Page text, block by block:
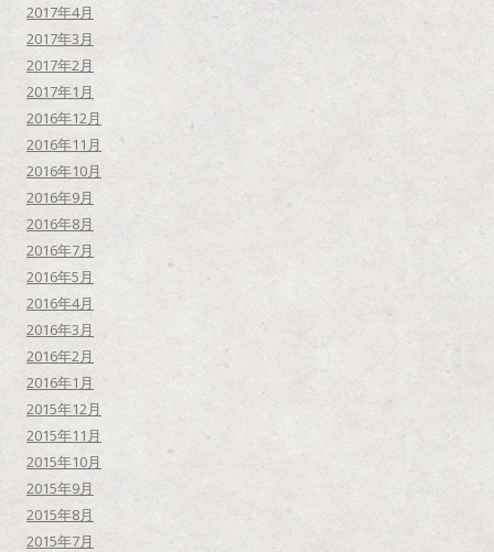
2017年4月
2017年3月
2017年2月
2017年1月
2016年12月
2016年11月
2016年10月
2016年9月
2016年8月
2016年7月
2016年5月
2016年4月
2016年3月
2016年2月
2016年1月
2015年12月
2015年11月
2015年10月
2015年9月
2015年8月
2015年7月